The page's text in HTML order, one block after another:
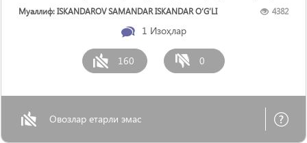
Муаллиф: ISKANDAROV SAMANDAR ISKANDAR O‘G‘LI 4382
1 Изоҳлар
160 0
Овозлар етарли эмас